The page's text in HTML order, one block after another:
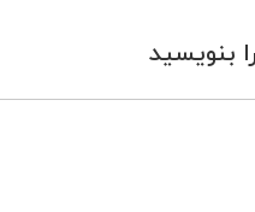
بنویسید